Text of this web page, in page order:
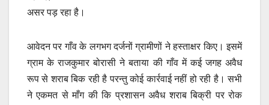
असर पड़ रहा है।
आवेदन पर गाँव के लगभग दर्जनों ग्रामीणों ने हस्ताक्षर किए। इसमें
ग्राम के राजकुमार बोरासी ने बताया की गाँव में कई जगह अवैध
रूप से शराब बिक रही है परन्तु कोई कार्रवाई नहीं हो रही है। सभी
ने एकमत से माँग की कि प्रशासन अवैध शराब बिक्री पर रोक